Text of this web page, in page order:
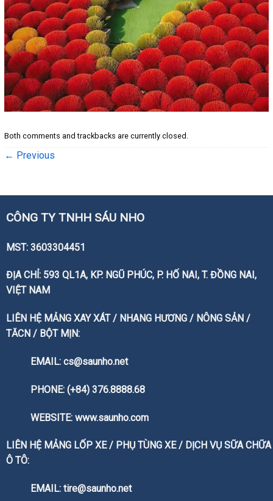
Both comments and trackbacks are currently closed.
← Previous
CÔNG TY TNHH SÁU NHO
MST: 3603304451
ĐỊA CHỈ: 593 QL1A, KP. NGŨ PHÚC, P. HỐ NAI, T. ĐỒNG NAI,
VIỆT NAM
LIÊN HỆ MẢNG XAY XÁT / NHANG HƯƠNG / NÔNG SẢN /
TĂCN / BỘT MỊN:
EMAIL: cs@saunho.net
PHONE: (+84) 376.8888.68
WEBSITE: www.saunho.com
LIÊN HỆ MẢNG LỐP XE / PHỤ TÙNG XE / DỊCH VỤ SỮA CHỮA
Ô TÔ:
EMAIL: tire@saunho.net